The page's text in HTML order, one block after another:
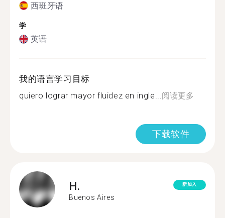
西班牙语
学
英语
我的语言学习目标
quiero lograr mayor fluidez en ingle...阅读更多
下载软件
H.
Buenos Aires
新加入